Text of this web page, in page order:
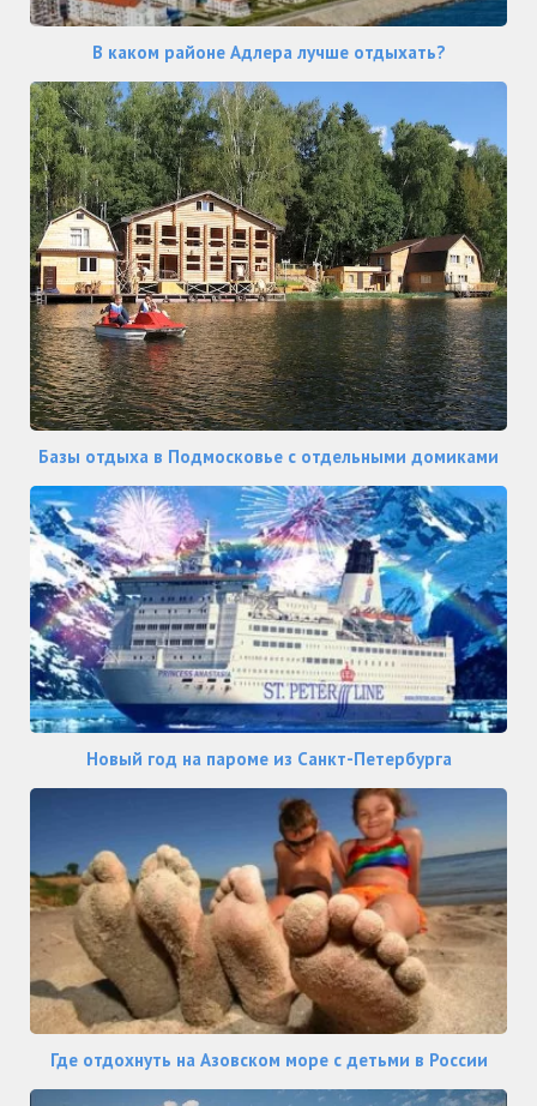
В каком районе Адлера лучше отдыхать?
Базы отдыха в Подмосковье с отдельными домиками
Новый год на пароме из Санкт-Петербурга
Где отдохнуть на Азовском море с детьми в России